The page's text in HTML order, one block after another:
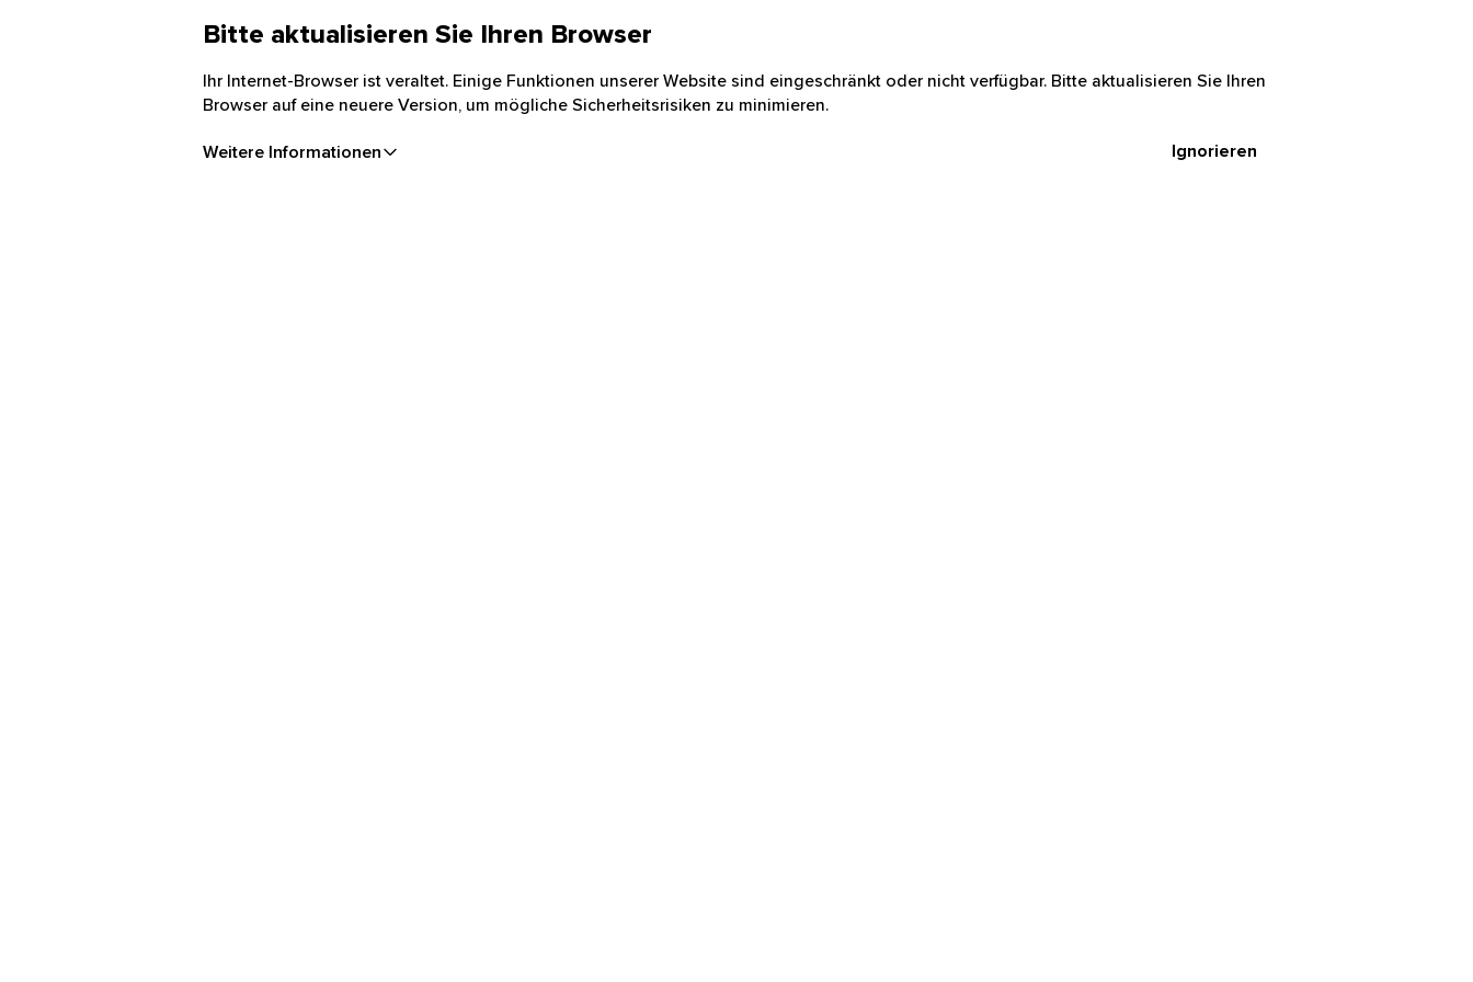
Bitte aktualisieren Sie Ihren Browser
Ihr Internet-Browser ist veraltet. Einige Funktionen unserer Website sind eingeschränkt oder nicht verfügbar. Bitte aktualisieren Sie Ihren
Browser auf eine neuere Version, um mögliche Sicherheitsrisiken zu minimieren.
Weitere Informationen Ignorieren